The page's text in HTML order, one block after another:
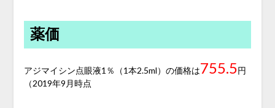
薬価
アジマイシン点眼液1％（1本2.5ml）の価格は755.5円
（2019年9月時点